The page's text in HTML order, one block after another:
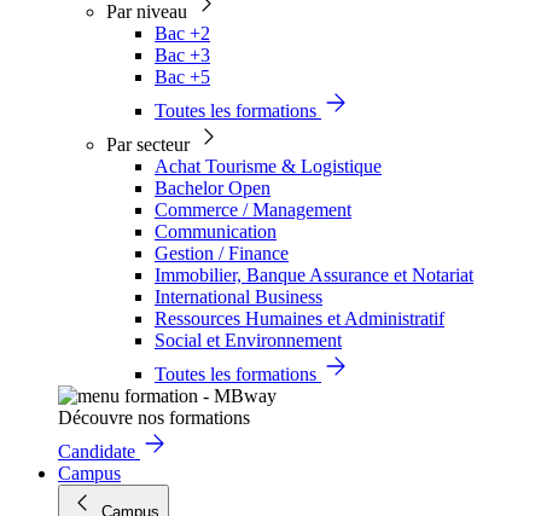
Par niveau
Bac +2
Bac +3
Bac +5
Toutes les formations
Par secteur
Achat Tourisme & Logistique
Bachelor Open
Commerce / Management
Communication
Gestion / Finance
Immobilier, Banque Assurance et Notariat
International Business
Ressources Humaines et Administratif
Social et Environnement
Toutes les formations
Découvre nos formations
Candidate
Campus
Campus